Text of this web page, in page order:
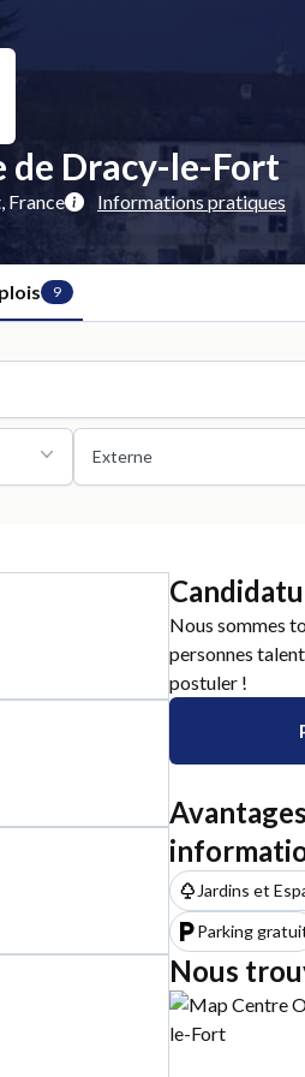
Dracy-le-Fort
France Informations pratiques
9
Externe
Nous sommes
personnes
postuler !
Jardins et
Parking
Nous